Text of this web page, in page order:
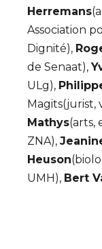
Herremans
Association
Dignité),
de Senaat),
ULg),
Magits(jurist,
Mathys(arts,
ZNA),
Heuson
UMH), Bert